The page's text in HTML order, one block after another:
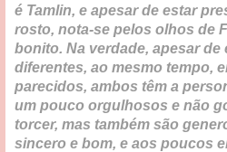
é Tamlin, e apesar de estar
rosto, nota-se pelos olhos de
bonito. Na verdade, apesar de
diferentes, ao mesmo tempo,
parecidos, ambos têm a
um pouco orgulhosos e não
torcer, mas também são
sincero e bom, e aos poucos